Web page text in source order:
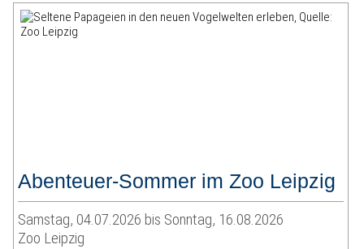
Abenteuer-Sommer im Zoo Leipzig
Samstag, 04.07.2026 bis Sonntag, 16.08.2026
Zoo Leipzig